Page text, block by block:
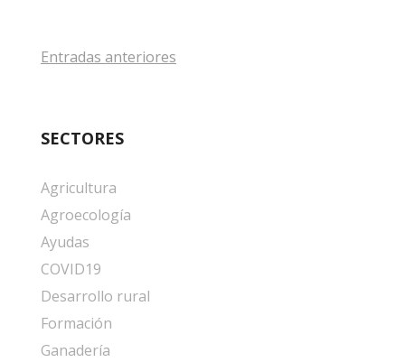
Navegación
Entradas anteriores
SECTORES
Agricultura
Agroecología
Ayudas
COVID19
Desarrollo rural
Formación
Ganadería